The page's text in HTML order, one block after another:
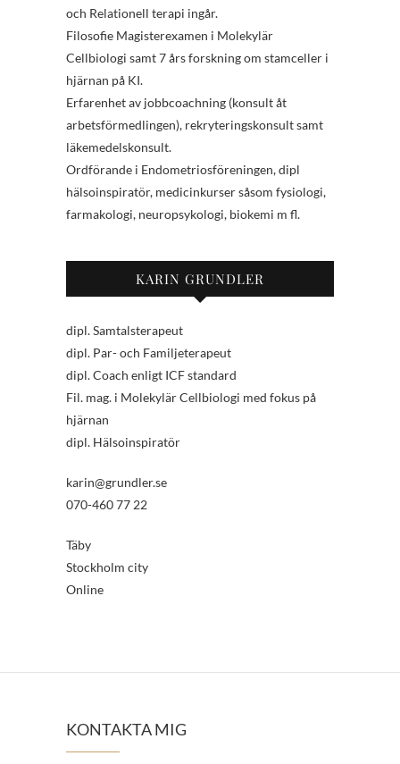
och Relationell terapi ingår.
Filosofie Magisterexamen i Molekylär
Cellbiologi samt 7 års forskning om stamceller i
hjärnan på KI.
Erfarenhet av jobbcoachning (konsult åt
arbetsförmedlingen), rekryteringskonsult samt
läkemedelskonsult.
Ordförande i Endometriosföreningen, dipl
hälsoinspiratör, medicinkurser såsom fysiologi,
farmakologi, neuropsykologi, biokemi m fl.
KARIN GRUNDLER
dipl. Samtalsterapeut
dipl. Par- och Familjeterapeut
dipl. Coach enligt ICF standard
Fil. mag. i Molekylär Cellbiologi med fokus på
hjärnan
dipl. Hälsoinspiratör
karin@grundler.se
070-460 77 22
Täby
Stockholm city
Online
KONTAKTA MIG